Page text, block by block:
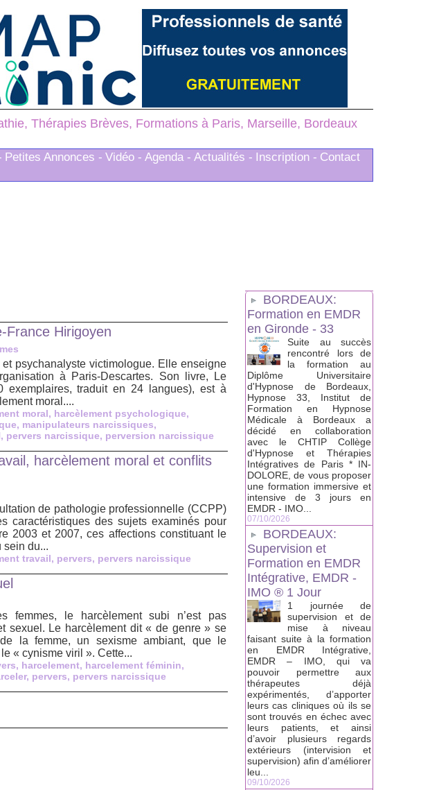
Thérapies Brèves, Formations à Paris, Marseille, Bordeaux
Petites Annonces - Vidéo - Agenda - Actualités - Inscription - Contact
France Hirigoyen
psychanalyste victimologue. Elle enseigne
à Paris-Descartes. Son livre, Le
exemplaires, traduit en 24 langues), est à
moral....
moral, harcèlement psychologique,
, manipulateurs narcissiques,
, pervers narcissique, perversion narcissique
harcèlement moral et conflits
de pathologie professionnelle (CCPP)
caractéristiques des sujets examinés pour
2003 et 2007, ces affections constituant le
sein du...
travail, pervers, pervers narcissique
femmes, le harcèlement subi n’est pas
sexuel. Le harcèlement dit « de genre » se
la femme, un sexisme ambiant, que le
« cynisme viril ». Cette...
, harcelement, harcelement féminin,
, pervers, pervers narcissique
BORDEAUX:
Formation en EMDR
en Gironde - 33
Suite au succès
rencontré lors de
la formation au
Diplôme Universitaire
d'Hypnose de Bordeaux,
Hypnose 33, Institut de
Formation en Hypnose
Médicale à Bordeaux a
décidé en collaboration
avec le CHTIP Collège
d'Hypnose et Thérapies
Intégratives de Paris * IN-
DOLORE, de vous proposer
une formation immersive et
intensive de 3 jours en
EMDR - IMO...
07/10/2026
BORDEAUX:
Supervision et
Formation en EMDR
Intégrative, EMDR -
IMO ® 1 Jour
1 journée de
supervision et de
mise à niveau
faisant suite à la formation
en EMDR Intégrative,
EMDR – IMO, qui va
pouvoir permettre aux
thérapeutes déjà
expérimentés, d’apporter
leurs cas cliniques où ils se
sont trouvés en échec avec
leurs patients, et ainsi
d’avoir plusieurs regards
extérieurs (intervision et
supervision) afin d’améliorer
leu...
09/10/2026